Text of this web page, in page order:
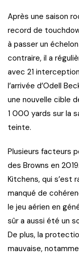
Après une saison
record de
à passer un
contraire, il a
avec 21
l’arrivée d’Odell
une nouvelle cible
1 000 yards sur la
teinte.
Plusieurs facteurs
des Browns en
Kitchens, qui s’est
manqué de
le jeu aérien en
sûr a aussi été un
De plus, la
mauvaise,